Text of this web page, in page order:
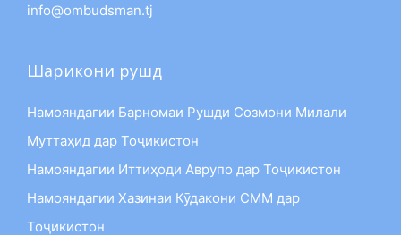
info@ombudsman.tj
Шарикони рушд
Намояндагии Барномаи Рушди Созмони Милали
Муттаҳид дар Тоҷикистон
Намояндагии Иттиҳоди Аврупо дар Тоҷикистон
Намояндагии Хазинаи Кӯдакони СММ дар
Тоҷикистон